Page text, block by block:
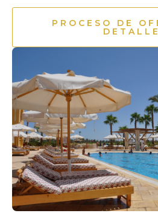
PROCESO DE
DETALLE